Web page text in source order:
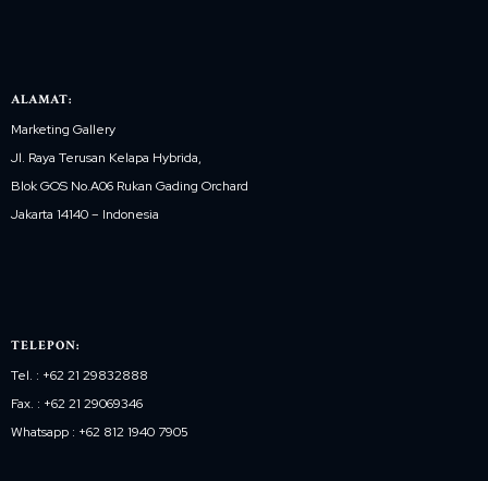
ALAMAT:
Marketing Gallery
Jl. Raya Terusan Kelapa Hybrida,
Blok GOS No.A06 Rukan Gading Orchard
Jakarta 14140 – Indonesia
TELEPON:
Tel. : +62 21 29832888
Fax. : +62 21 29069346
Whatsapp : +62 812 1940 7905